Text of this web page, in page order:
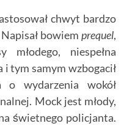
chwyt bardzo
bowiem prequel,
niespełna
tym samym wzbogacił
o wydarzenia wokół
Mock jest młody,
świetnego policjanta.